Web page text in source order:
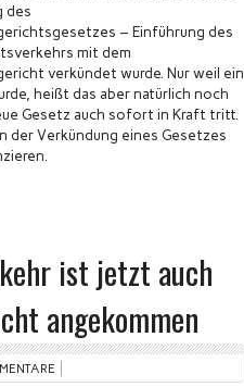
des
– Einführung des
mit dem
verkündet wurde. Nur weil ein
heißt das aber natürlich noch
Gesetz auch sofort in Kraft tritt.
der Verkündung eines Gesetzes
ist jetzt auch
angekommen